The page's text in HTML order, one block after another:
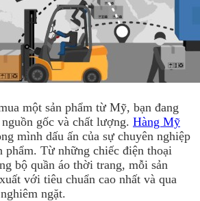
một sản phẩm từ Mỹ, bạn đang
gốc và chất lượng. Hàng Mỹ
mình dấu ấn của sự chuyên nghiệp
phẩm. Từ những chiếc điện thoại
bộ quần áo thời trang, mỗi sản
với tiêu chuẩn cao nhất và qua
ngặt.